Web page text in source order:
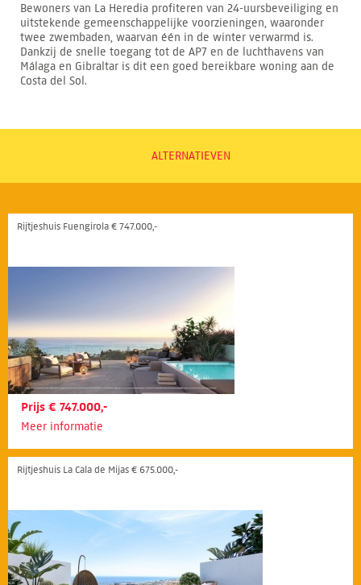
Bewoners van La Heredia profiteren van 24-uursbeveiliging en
uitstekende gemeenschappelijke voorzieningen, waaronder
twee zwembaden, waarvan één in de winter verwarmd is.
Dankzij de snelle toegang tot de AP7 en de luchthavens van
Málaga en Gibraltar is dit een goed bereikbare woning aan de
Costa del Sol.
ALTERNATIEVEN
Rijtjeshuis Fuengirola € 747.000,-
Prijs € 747.000,-
Meer informatie
Rijtjeshuis La Cala de Mijas € 675.000,-